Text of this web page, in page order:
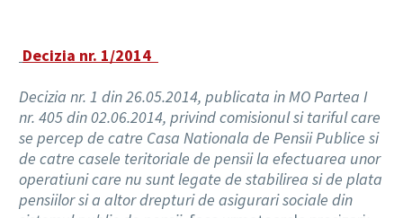
Decizia nr. 1/2014
Decizia nr. 1 din 26.05.2014, publicata in MO Partea I
nr. 405 din 02.06.2014, privind comisionul si tariful care
se percep de catre Casa Nationala de Pensii Publice si
de catre casele teritoriale de pensii la efectuarea unor
operatiuni care nu sunt legate de stabilirea si de plata
pensiilor si a altor drepturi de asigurari sociale din